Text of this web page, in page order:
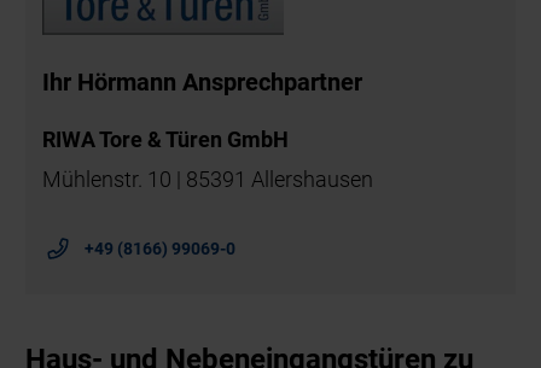
Ihr Hörmann Ansprechpartner
RIWA Tore & Türen GmbH
Mühlenstr. 10 | 85391 Allershausen
+49 (8166) 99069-0
Haus- und Nebeneingangstüren zu